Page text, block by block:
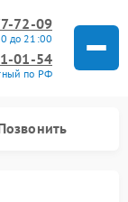
72-09
до 21:00
01-54
по РФ